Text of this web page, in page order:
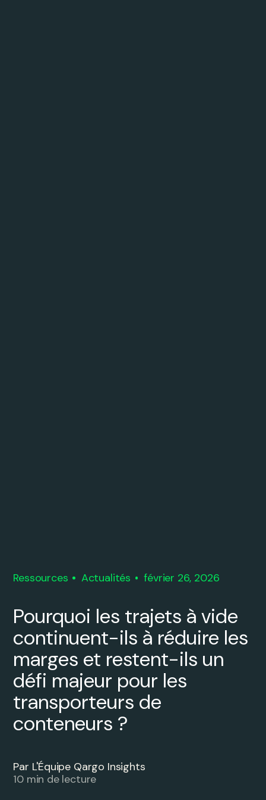
Ressources Actualités février 26, 2026
Pourquoi les trajets à vide
continuent-ils à réduire les
marges et restent-ils un
défi majeur pour les
transporteurs de
conteneurs ?
Par L'Équipe Qargo Insights
10 min de lecture